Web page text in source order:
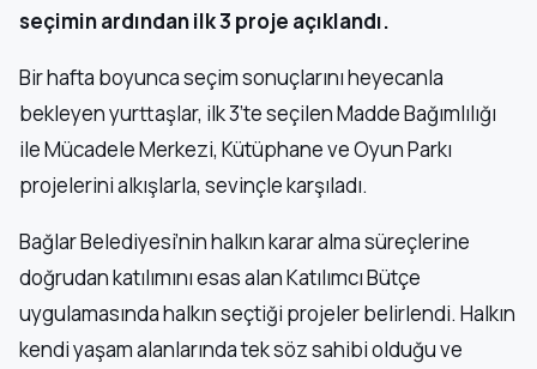
seçimin ardından ilk 3 proje açıklandı.
Bir hafta boyunca seçim sonuçlarını heyecanla
bekleyen yurttaşlar, ilk 3’te seçilen Madde Bağımlılığı
ile Mücadele Merkezi, Kütüphane ve Oyun Parkı
projelerini alkışlarla, sevinçle karşıladı.
Bağlar Belediyesi’nin halkın karar alma süreçlerine
doğrudan katılımını esas alan Katılımcı Bütçe
uygulamasında halkın seçtiği projeler belirlendi. Halkın
kendi yaşam alanlarında tek söz sahibi olduğu ve